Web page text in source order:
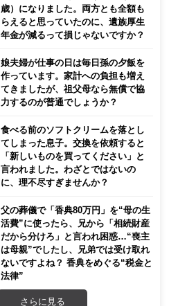
歳）になりました。両方とも全額も
らえると思っていたのに、遺族厚生
年金が減るって損じゃないですか？
娘夫婦が仕事の日は毎日孫の夕飯を
作っています。家計への負担も増え
てきましたが、祖父母なら無償で協
力するのが普通でしょうか？
食べる前のソフトクリームを落とし
てしまった息子。交換を依頼すると
「新しいものを買ってください」と
言われました。わざとではないの
に、理不尽すぎませんか？
父の葬儀で「香典80万円」を“母の生
活費”に使ったら、兄から「相続財産
だから分けろ」と言われ困惑…“喪主
は母親”でしたし、兄弟では受け取れ
ないですよね？ 香典をめぐる“税金と
法律”
さらに見る